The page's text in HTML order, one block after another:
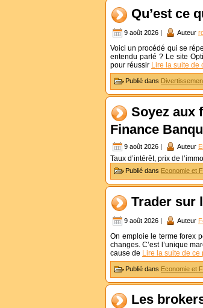
Qu’est ce
9 août 2026 | Auteur
Voici un procédé qui se
entendu parlé ? Le site
pour réussir Lire la suite de
Publié dans
Soyez aux
Finance
9 août 2026 | Auteur
Taux d’intérêt, prix de
Publié dans Economie et
Trader sur
9 août 2026 | Auteur
On emploie le terme forex
changes. C’est l’unique
cause de Lire la suite de ce
Publié dans Economie et
Les